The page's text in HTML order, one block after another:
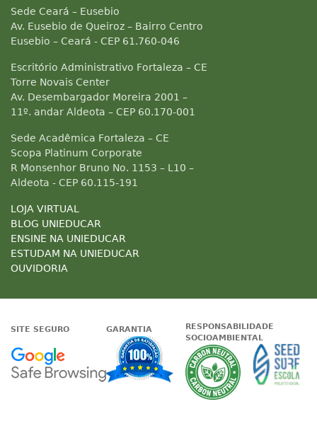
Sede Ceará – Eusebio
Av. Eusebio de Queiroz – Bairro Centro
Eusebio – Ceará - CEP 61.760-046
Escritório Administrativo Fortaleza – CE
Torre Novais Center
Av. Desembargador Moreira 2001 –
11º. andar Aldeota – CEP 60.170-001
Sede Acadêmica Fortaleza – CE
Scopa Platinum Corporate
R Monsenhor Bruno No. 1153 – L10 –
Aldeota - CEP 60.115-191
LOJA VIRTUAL
BLOG UNIEDUCAR
ENSINE NA UNIEDUCAR
ESTUDAM NA UNIEDUCAR
OUVIDORIA
SITE SEGURO
Google - Status do site no
GARANTIA
Garantia de
RESPONSABILIDADE
SOCIOAMBIENTAL
A